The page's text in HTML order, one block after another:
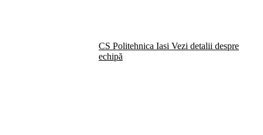
CS Politehnica Iasi Vezi detalii despre
echipă